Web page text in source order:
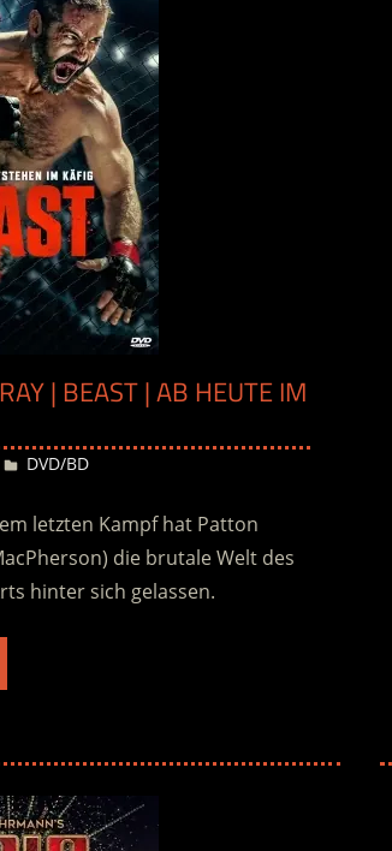
| BEAST | AB HEUTE IM
Desiree
DVD/BD
letzten Kampf hat Patton
die brutale Welt des
hinter sich gelassen.